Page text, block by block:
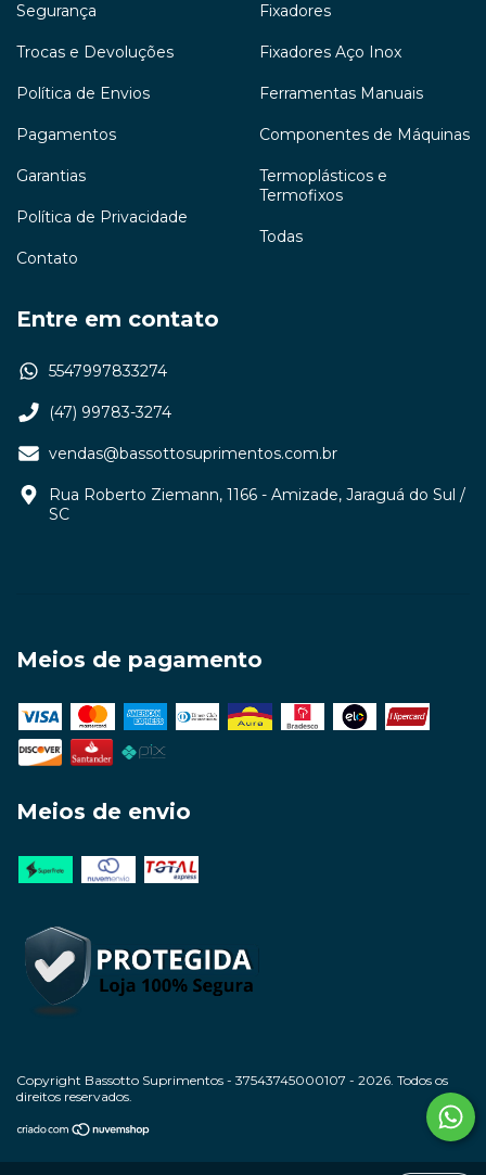
Segurança
Trocas e Devoluções
Política de Envios
Pagamentos
Garantias
Política de Privacidade
Contato
Fixadores
Fixadores Aço Inox
Ferramentas Manuais
Componentes de Máquinas
Termoplásticos e
Termofixos
Todas
Entre em contato
5547997833274
(47) 99783-3274
vendas@bassottosuprimentos.com.br
Rua Roberto Ziemann, 1166 - Amizade, Jaraguá do Sul /
SC
Meios de pagamento
Meios de envio
Copyright Bassotto Suprimentos - 37543745000107 - 2026. Todos os
direitos reservados.